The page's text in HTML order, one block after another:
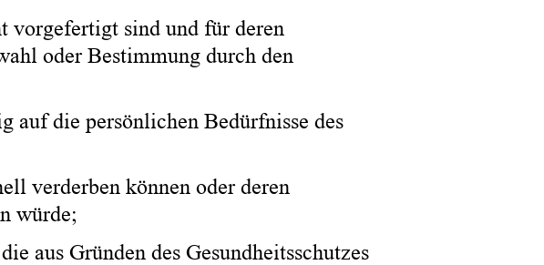
vorgefertigt sind und für deren
oder Bestimmung durch den
auf die persönlichen Bedürfnisse des
verderben können oder deren
würde;
aus Gründen des Gesundheitsschutzes